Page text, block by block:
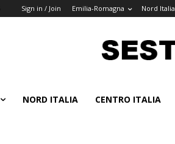
Sign in / Join Emilia-Romagna Nord Italia
NORD ITALIA CENTRO ITALIA